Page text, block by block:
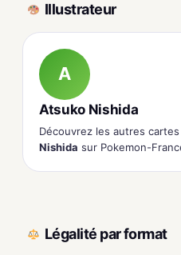
Illustrateur
A
Atsuko Nishida
Découvrez les autres
Nishida sur Pokemon-
Légalité par format